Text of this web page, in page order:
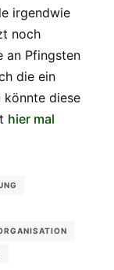
irgendwie
noch
an Pfingsten
die ein
könnte diese
hier mal